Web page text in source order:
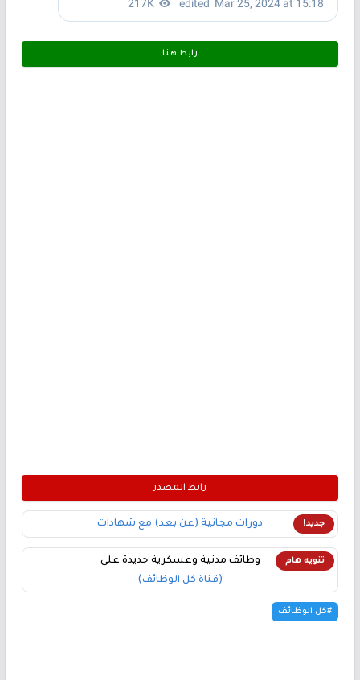
رابط هـنـا
رابط المصدر
جديد! دورات مجانية (عن بعد) مع شهادات
تنويه هام
وظائف مدنية وعسكرية جديدة على
(قناة كل الوظائف)
#كل الوظائف